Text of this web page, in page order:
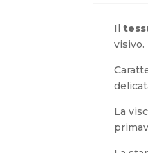
Il
visivo.
La